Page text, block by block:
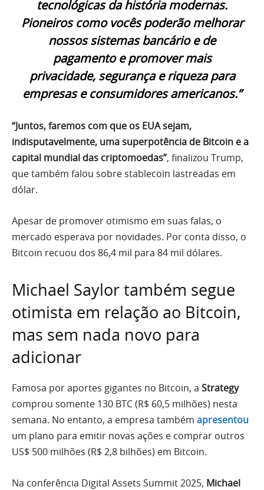
tecnológicas da história modernas.
Pioneiros como vocês poderão melhorar
nossos sistemas bancário e de
pagamento e promover mais
privacidade, segurança e riqueza para
empresas e consumidores americanos.”
“Juntos, faremos com que os EUA sejam,
indisputavelmente, uma superpotência de Bitcoin e a
capital mundial das criptomoedas”, finalizou Trump,
que também falou sobre stablecoin lastreadas em
dólar.
Apesar de promover otimismo em suas falas, o
mercado esperava por novidades. Por conta disso, o
Bitcoin recuou dos 86,4 mil para 84 mil dólares.
Michael Saylor também segue
otimista em relação ao Bitcoin,
mas sem nada novo para
adicionar
Famosa por aportes gigantes no Bitcoin, a Strategy
comprou somente 130 BTC (R$ 60,5 milhões) nesta
semana. No entanto, a empresa também apresentou
um plano para emitir novas ações e comprar outros
US$ 500 milhões (R$ 2,8 bilhões) em Bitcoin.
Na conferência Digital Assets Summit 2025, Michael